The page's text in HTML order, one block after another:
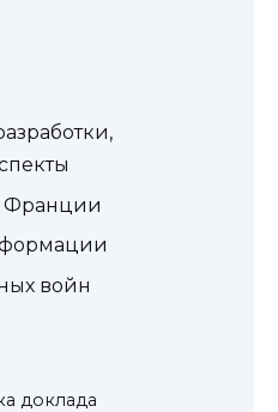
Франции
войн
доклада